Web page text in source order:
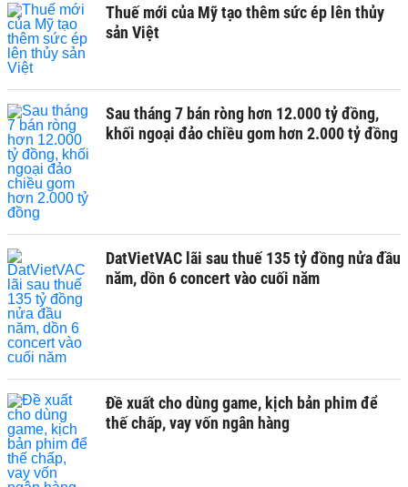
Thuế mới của Mỹ tạo thêm sức ép lên thủy
sản Việt
Sau tháng 7 bán ròng hơn 12.000 tỷ đồng,
khối ngoại đảo chiều gom hơn 2.000 tỷ đồng
DatVietVAC lãi sau thuế 135 tỷ đồng nửa đầu
năm, dồn 6 concert vào cuối năm
Đề xuất cho dùng game, kịch bản phim để
thế chấp, vay vốn ngân hàng